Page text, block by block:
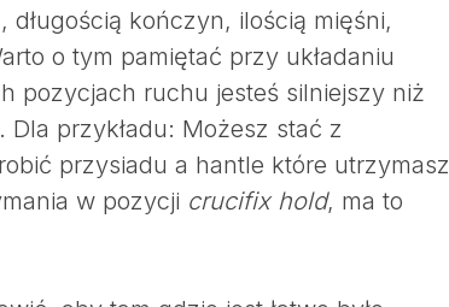
długością kończyn, ilością mięśni,
o tym pamiętać przy układaniu
pozycjach ruchu jesteś silniejszy niż
przykładu: Możesz stać z
przysiadu a hantle które utrzymasz
w pozycji crucifix hold, ma to